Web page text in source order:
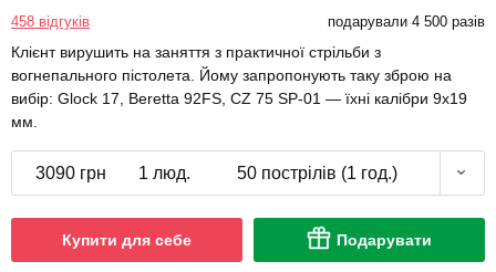
458 відгуків подарували 4 500 разів
Клієнт вирушить на заняття з практичної стрільби з
вогнепального пістолета. Йому запропонують таку зброю на
вибір: Glock 17, Beretta 92FS, CZ 75 SP-01 — їхні калібри 9х19
мм.
3090 грн 1 люд. 50 пострілів (1 год.)
Купити для себе Подарувати